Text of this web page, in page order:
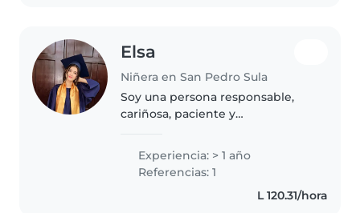
Elsa
Niñera en San Pedro Sula
Soy una persona responsable,
cariñosa, paciente y
ambiente seguro, tranquilo y
divertido donde los pequeños
Experiencia: > 1 año
Referencias: 1
L 120.31/hora